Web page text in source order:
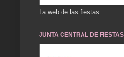
La web de las fiestas
JUNTA CENTRAL DE FIESTAS